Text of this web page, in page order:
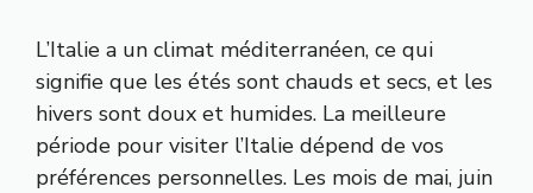
L’Italie a un climat méditerranéen, ce qui
signifie que les étés sont chauds et secs, et les
hivers sont doux et humides. La meilleure
période pour visiter l’Italie dépend de vos
préférences personnelles. Les mois de mai, juin